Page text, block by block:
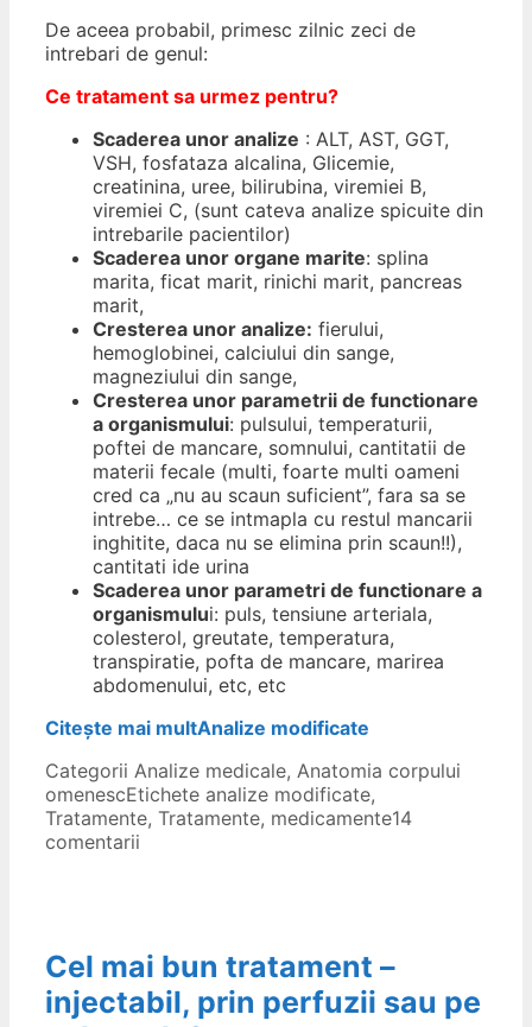
De aceea probabil, primesc zilnic zeci de
intrebari de genul:
Ce tratament sa urmez pentru?
Scaderea unor analize : ALT, AST, GGT,
VSH, fosfataza alcalina, Glicemie,
creatinina, uree, bilirubina, viremiei B,
viremiei C, (sunt cateva analize spicuite din
intrebarile pacientilor)
Scaderea unor organe marite: splina
marita, ficat marit, rinichi marit, pancreas
marit,
Cresterea unor analize: fierului,
hemoglobinei, calciului din sange,
magneziului din sange,
Cresterea unor parametrii de functionare
a organismului: pulsului, temperaturii,
poftei de mancare, somnului, cantitatii de
materii fecale (multi, foarte multi oameni
cred ca „nu au scaun suficient”, fara sa se
intrebe… ce se intmapla cu restul mancarii
inghitite, daca nu se elimina prin scaun!!),
cantitati ide urina
Scaderea unor parametri de functionare a
organismului: puls, tensiune arteriala,
colesterol, greutate, temperatura,
transpiratie, pofta de mancare, marirea
abdomenului, etc, etc
Citește mai multAnalize modificate
Categorii Analize medicale, Anatomia corpului
omenescEtichete analize modificate,
Tratamente, Tratamente, medicamente14
comentarii
Cel mai bun tratament –
injectabil, prin perfuzii sau pe